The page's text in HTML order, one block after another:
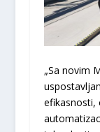
„Sa novim
efikasnosti,